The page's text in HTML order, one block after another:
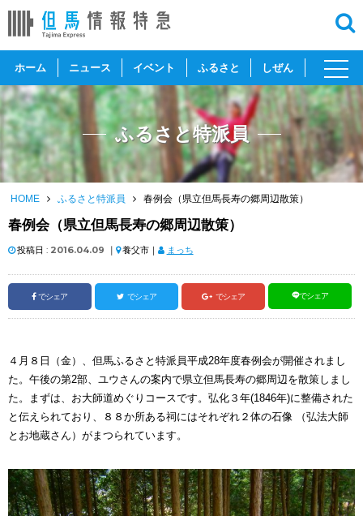
ホーム ニュース イベント ふるさと しぜん
toggle
ふるさと特派員
HOME ふるさと特派員 春例会（県立但馬長寿の郷周辺散策）
春例会（県立但馬長寿の郷周辺散策）
投稿日 : 2016.04.09 ｜ 養父市｜ まっち
でシェア でシェア でシェア でシェア
４月８日（金）、但馬ふるさと特派員平成28年度春例会が開催されまし
た。午後の第2部、ユウさんの案内で県立但馬長寿の郷周辺を散策しまし
た。まずは、お大師道めぐりコースです。弘化３年(1846年)に整備された
と伝えられており、８８か所ある祠にはそれぞれ２体の石像 （弘法大師
とお地蔵さん）がまつられています。